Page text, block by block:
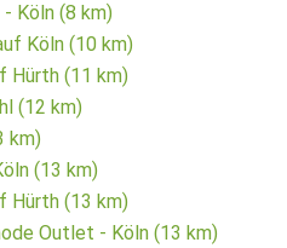
Köln (8 km)
Köln (10 km)
Hürth (11 km)
(12 km)
km)
(13 km)
Hürth (13 km)
Outlet - Köln (13 km)